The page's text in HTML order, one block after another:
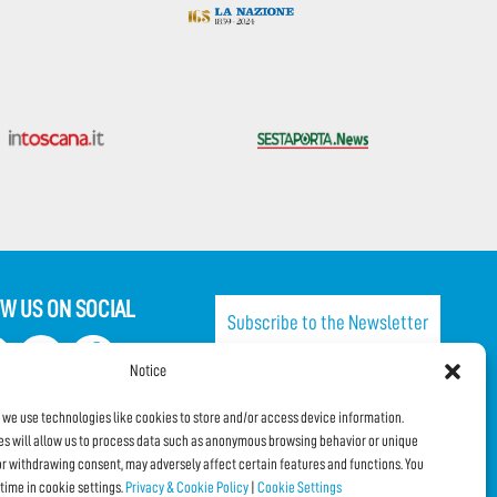
Notice
we use technologies like cookies to store and/or access device information.
will allow us to process data such as anonymous browsing behavior or unique
withdrawing consent, may adversely affect certain features and functions. You
in cookie settings. Privacy & Cookie Policy Cookie Settings
US ON SOCIAL
Subscribe to the Newsletter
FacebookWhatsAppEmail